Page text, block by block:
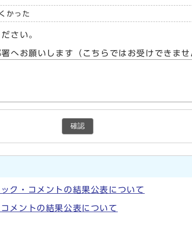
かった
さい。
へお願いします（こちらではお受けできま
確認
ク・コメントの結果公表について
メントの結果公表について